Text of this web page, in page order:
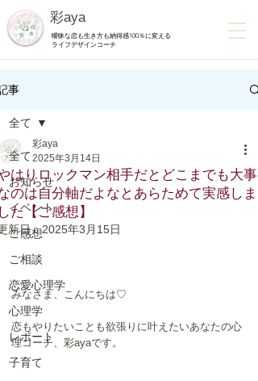
彩aya
曖昧な恋も生き方も納得感100％に変える
ライフデザインコーチ
事
全て
お知らせ
イベント
ご感想
ご相談
恋愛心理学
心理学
レポート
子育て
全て
はりロックマン相手だとどこまでも大事
のは自分軸だよなとあらためて実感しま
た【ご感想】
彩aya
2025年3月14日
新日：2025年3月15日
みなさま、こんにちは♡
恋もやりたいことも欲張りに叶えたいあなたの心
理コーチ、彩ayaです。